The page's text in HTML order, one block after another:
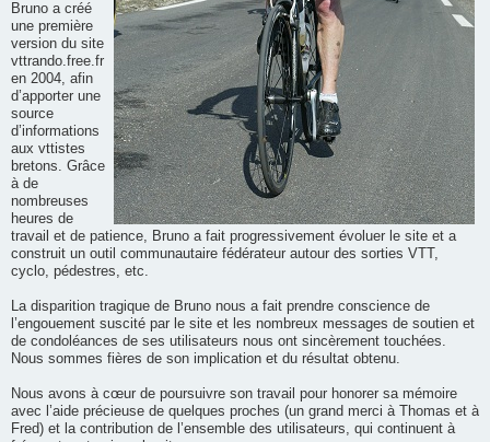
Bruno a créé
une première
version du site
vttrando.free.fr
en 2004, afin
d’apporter une
source
d’informations
aux vttistes
bretons. Grâce
à de
nombreuses
heures de
travail et de patience, Bruno a fait progressivement évoluer le site et a
construit un outil communautaire fédérateur autour des sorties VTT,
cyclo, pédestres, etc.
La disparition tragique de Bruno nous a fait prendre conscience de
l’engouement suscité par le site et les nombreux messages de soutien et
de condoléances de ses utilisateurs nous ont sincèrement touchées.
Nous sommes fières de son implication et du résultat obtenu.
Nous avons à cœur de poursuivre son travail pour honorer sa mémoire
avec l’aide précieuse de quelques proches (un grand merci à Thomas et à
Fred) et la contribution de l’ensemble des utilisateurs, qui continuent à